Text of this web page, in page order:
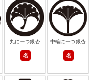
丸に一つ銀杏
名
中輪に一つ銀杏
名